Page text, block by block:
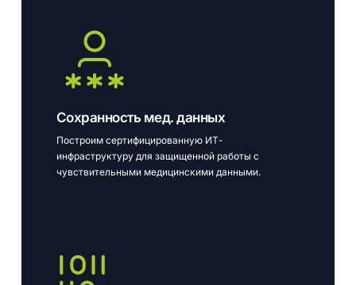
Сохранность мед. данных
Построим сертифицированную ИТ-
инфраструктуру для защищенной работы с
чувствительными медицинскими данными.